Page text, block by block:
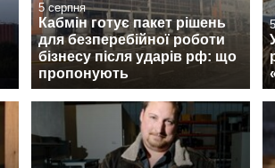
5 серпня
Кабмін готує пакет рішень
для безперебійної роботи
бізнесу після ударів рф: що
пропонують